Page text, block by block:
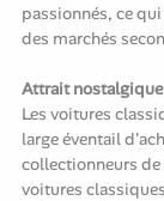
passionnés, ce
des marchés
Attrait nostalgique
Les voitures
large éventail
collectionneurs
voitures